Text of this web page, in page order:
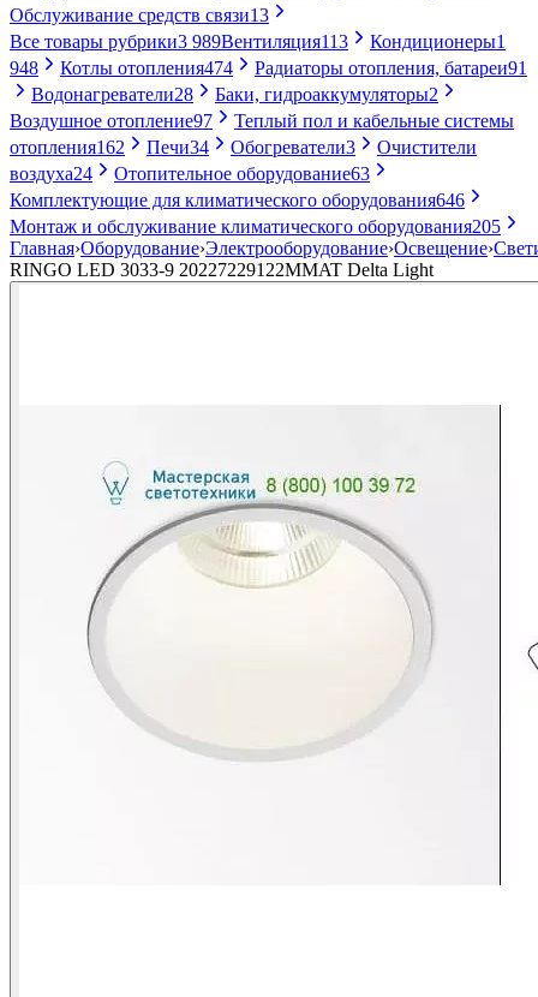
Обслуживание средств связи13
Все товары рубрики3 989Вентиляция113 Кондиционеры1
948
Котлы отопления474 Радиаторы отопления, батареи91
Водонагреватели28 Баки, гидроаккумуляторы2
Воздушное отопление97
Теплый пол и кабельные системы
отопления162 Печи34 Обогреватели3
Очистители
воздуха24 Отопительное оборудование63
Комплектующие для климатического оборудования646
Монтаж и обслуживание климатического оборудования205
Главная›Оборудование›Электрооборудование›Освещение›
RINGO LED 3033-9 20227229122MMAT Delta Light